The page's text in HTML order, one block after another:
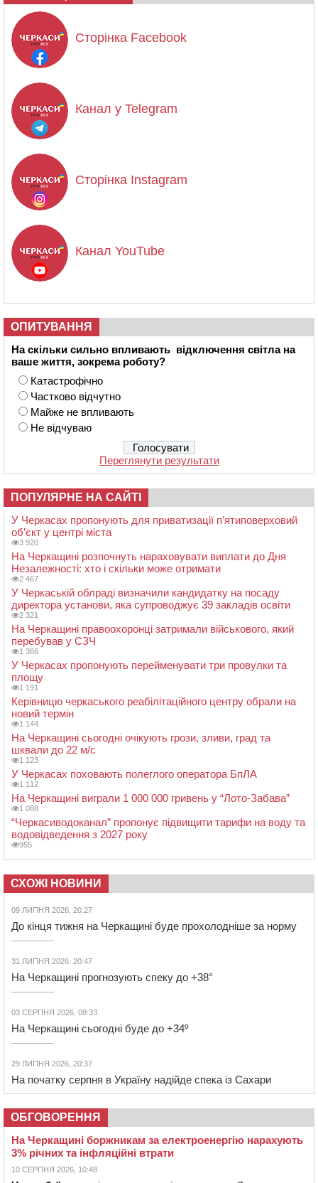
Сторінка Facebook
Канал у Telegram
Сторінка Instagram
Канал YouTube
ОПИТУВАННЯ
На скільки сильно впливають відключення світла на
ваше життя, зокрема роботу?
Катастрофічно
Частково відчутно
Майже не впливають
Не відчуваю
Переглянути результати
ПОПУЛЯРНЕ НА САЙТІ
У Черкасах пропонують для приватизації п’ятиповерховий
об’єкт у центрі міста
3 920
На Черкащині розпочнуть нараховувати виплати до Дня
Незалежності: хто і скільки може отримати
2 467
У Черкаській облраді визначили кандидатку на посаду
директора установи, яка супроводжує 39 закладів освіти
2 321
На Черкащині правоохоронці затримали військового, який
перебував у СЗЧ
1 366
У Черкасах пропонують перейменувати три провулки та
площу
1 191
Керівницю черкаського реабілітаційного центру обрали на
новий термін
1 144
На Черкащині сьогодні очікують грози, зливи, град та
шквали до 22 м/с
1 123
У Черкасах поховають полеглого оператора БпЛА
1 112
На Черкащині виграли 1 000 000 гривень у “Лото-Забава”
1 088
“Черкасиводоканал” пропонує підвищити тарифи на воду та
водовідведення з 2027 року
955
СХОЖІ НОВИНИ
09 ЛИПНЯ 2026, 20:27
До кінця тижня на Черкащині буде прохолодніше за норму
31 ЛИПНЯ 2026, 20:47
На Черкащині прогнозують спеку до +38°
03 СЕРПНЯ 2026, 08:33
На Черкащині сьогодні буде до +34º
29 ЛИПНЯ 2026, 20:37
На початку серпня в Україну надійде спека із Сахари
ОБГОВОРЕННЯ
На Черкащині боржникам за електроенергію нарахують
3% річних та інфляційні втрати
10 СЕРПНЯ 2026, 10:48